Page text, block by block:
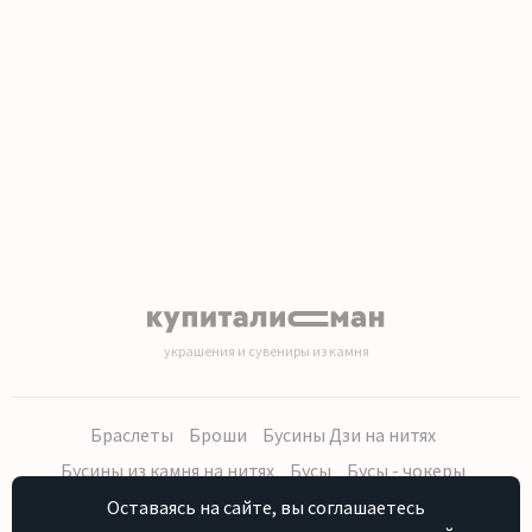
украшения и сувениры из камня
Браслеты Броши
Бусины Дзи на нитях
Бусины из камня на нитях
Бусы
Бусы - чокеры
Кольца, серьги
Кулоны
Наборы (бусы, браслет, серьги)
Оставаясь на сайте, вы соглашаетесь